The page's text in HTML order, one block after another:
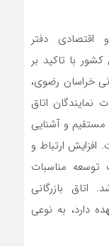
دفتر
با تاکید بر
خراسان رضوی،
نمایندگان اتاق
مستقیم و آشنایی
ارتباط و
مناسبات
اتاق بازرگانی
دارد، به نوعی